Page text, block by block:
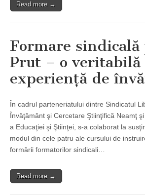
Read more →
Formare sindicală
Prut – o veritabilă
experienţă de
În cadrul parteneriatului dintre Sindicatul
Învăţământ şi Cercetare Ştiinţifică Neamţ
a Educaţiei şi Ştiinţei, s-a colaborat la
modul din cele patru ale cursului de
formării formatorilor sindicali…
Read more →